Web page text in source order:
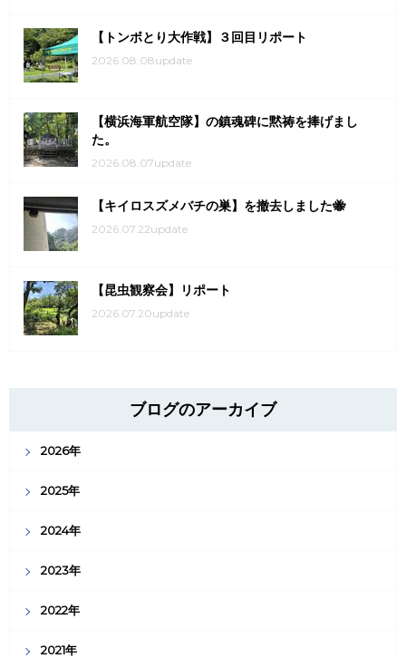
【トンボとり大作戦】３回目リポート
2026.08.08update
【横浜海軍航空隊】の鎮魂碑に黙祷を捧げまし
た。
2026.08.07update
【キイロスズメバチの巣】を撤去しました🐝
2026.07.22update
【昆虫観察会】リポート
2026.07.20update
ブログのアーカイブ
2026年
2025年
2024年
2023年
2022年
2021年